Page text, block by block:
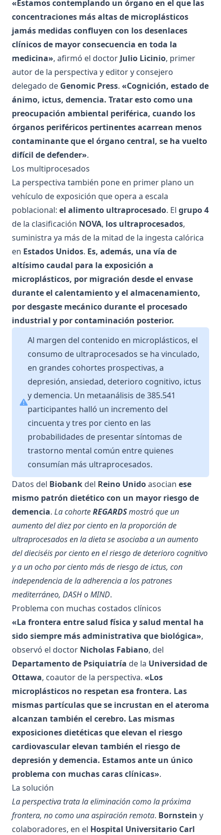
«Estamos contemplando un órgano en el que las
concentraciones más altas de microplásticos
jamás medidas confluyen con los desenlaces
clínicos de mayor consecuencia en toda la
medicina», afirmó el doctor Julio Licinio, primer
autor de la perspectiva y editor y consejero
delegado de Genomic Press. «Cognición, estado de
ánimo, ictus, demencia. Tratar esto como una
preocupación ambiental periférica, cuando los
órganos periféricos pertinentes acarrean menos
contaminante que el órgano central, se ha vuelto
difícil de defender».
Los multiprocesados
La perspectiva también pone en primer plano un
vehículo de exposición que opera a escala
poblacional: el alimento ultraprocesado. El grupo 4
de la clasificación NOVA, los ultraprocesados,
suministra ya más de la mitad de la ingesta calórica
en Estados Unidos. Es, además, una vía de
altísimo caudal para la exposición a
microplásticos, por migración desde el envase
durante el calentamiento y el almacenamiento,
por desgaste mecánico durante el procesado
industrial y por contaminación posterior.
Al margen del contenido en microplásticos, el
consumo de ultraprocesados se ha vinculado,
en grandes cohortes prospectivas, a
depresión, ansiedad, deterioro cognitivo, ictus
y demencia. Un metaanálisis de 385.541
participantes halló un incremento del
cincuenta y tres por ciento en las
probabilidades de presentar síntomas de
trastorno mental común entre quienes
consumían más ultraprocesados.
Datos del Biobank del Reino Unidoasocian ese
mismo patrón dietético con un mayor riesgo de
demencia. La cohorteREGARDSmostró que un
aumento del diez por ciento en la proporción de
ultraprocesados en la dieta se asociaba a un aumento
del dieciséis por ciento en el riesgo de deterioro cognitivo
y a un ocho por ciento más de riesgo de ictus, con
independencia de la adherencia a los patrones
mediterráneo, DASH o MIND.
Problema con muchas costados clínicos
«La frontera entre salud física y salud mental ha
sido siempre más administrativa que biológica»,
observó el doctor Nicholas Fabiano, del
Departamento de Psiquiatría de la Universidad de
Ottawa, coautor de la perspectiva. «Los
microplásticos no respetan esa frontera. Las
mismas partículas que se incrustan en el ateroma
alcanzan también el cerebro. Las mismas
exposiciones dietéticas que elevan el riesgo
cardiovascular elevan también el riesgo de
depresión y demencia. Estamos ante un único
problema con muchas caras clínicas».
La solución
La perspectiva trata la eliminación como la próxima
frontera, no como una aspiración remota. Bornstein y
colaboradores, en el Hospital Universitario Carl